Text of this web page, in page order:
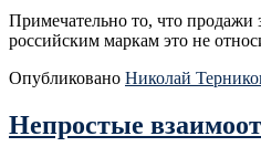
Примечательно то, что
российским маркам это не
Опубликовано Николай
Непростые